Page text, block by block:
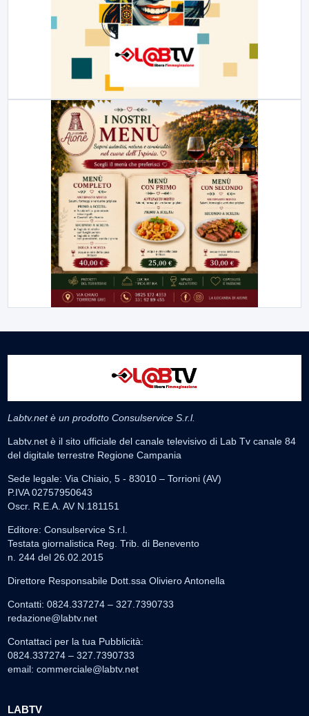
Labtv.net è un prodotto Consulservice S.r.l.
Labtv.net è il sito ufficiale del canale televisivo di Lab Tv canale 84
del digitale terrestre Regione Campania
Sede legale: Via Chiaio, 5 - 83010 – Torrioni (AV)
P.IVA 02757950643
Oscr. R.E.A. AV N.181151
Editore: Consulservice S.r.l.
Testata giornalistica Reg. Trib. di Benevento
n. 244 del 26.02.2015
Direttore Responsabile Dott.ssa Oliviero Antonella
Contatti: 0824.337274 – 327.7390733
redazione@labtv.net
Contattaci per la tua Pubblicità:
0824.337274 – 327.7390733
email: commerciale@labtv.net
LABTV